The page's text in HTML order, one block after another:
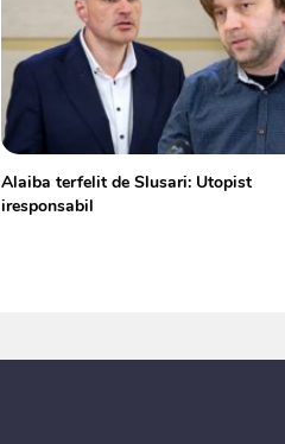
Alaiba terfelit de Slusari: Utopist
iresponsabil